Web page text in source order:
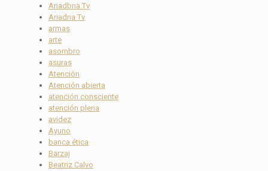
Ariadbna Tv
Ariadna Tv
armas
arte
asombro
asuras
Atención
Atención abierta
atención consciente
atención plena
avidez
Ayuno
banca ética
Barzaj
Beatriz Calvo